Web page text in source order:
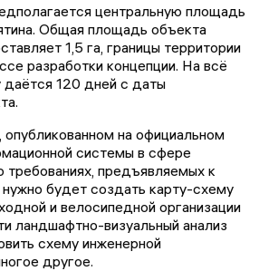
центральную площадь
Общая площадь объекта
1,5 га, границы территории
разработки концепции. На всё
даётся 120 дней с даты
опубликованном на официальном
системы в сфере
требованиях, предъявляемых к
будет создать карту-схему
и велосипедной организации
ландшафтно-визуальный анализ
схему инженерной
другое.